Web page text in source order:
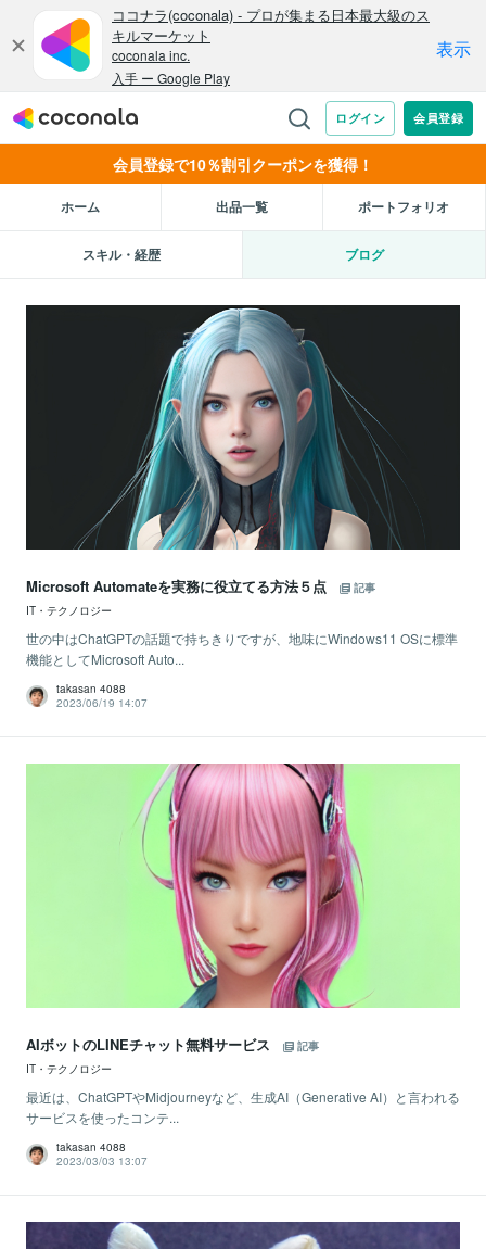
会員登録で10％割引クーポンを獲得！
ホーム 出品一覧 ポートフォリオ
スキル・経歴 ブログ
Microsoft Automateを実務に役立てる方法５点
記事
IT・テクノロジー
世の中はChatGPTの話題で持ちきりですが、地味にWindows11 OSに標準
機能としてMicrosoft Auto...
takasan 4088
2023/06/19 14:07
AIボットのLINEチャット無料サービス
記事
IT・テクノロジー
最近は、ChatGPTやMidjourneyなど、生成AI（Generative AI）と言われる
サービスを使ったコンテ...
takasan 4088
2023/03/03 13:07